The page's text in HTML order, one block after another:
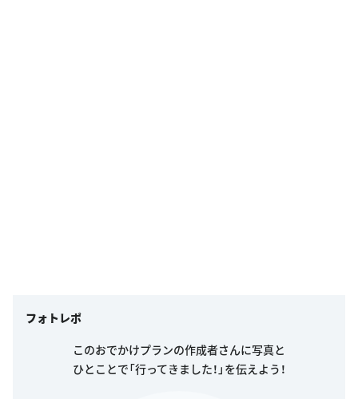
フォトレポ
このおでかけプランの作成者さんに写真と
ひとことで「行ってきました！」を伝えよう！